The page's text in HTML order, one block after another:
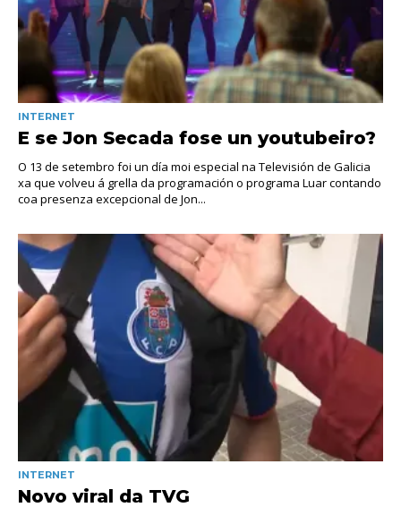
INTERNET
E se Jon Secada fose un youtubeiro?
O 13 de setembro foi un día moi especial na Televisión de Galicia
xa que volveu á grella da programación o programa Luar contando
coa presenza excepcional de Jon...
INTERNET
Novo viral da TVG